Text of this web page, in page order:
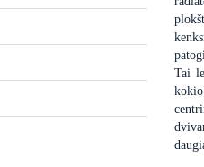
Tai